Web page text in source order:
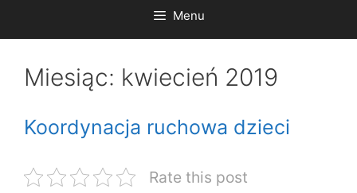
Menu
Miesiąc: kwiecień 2019
Koordynacja ruchowa dzieci
Rate this post